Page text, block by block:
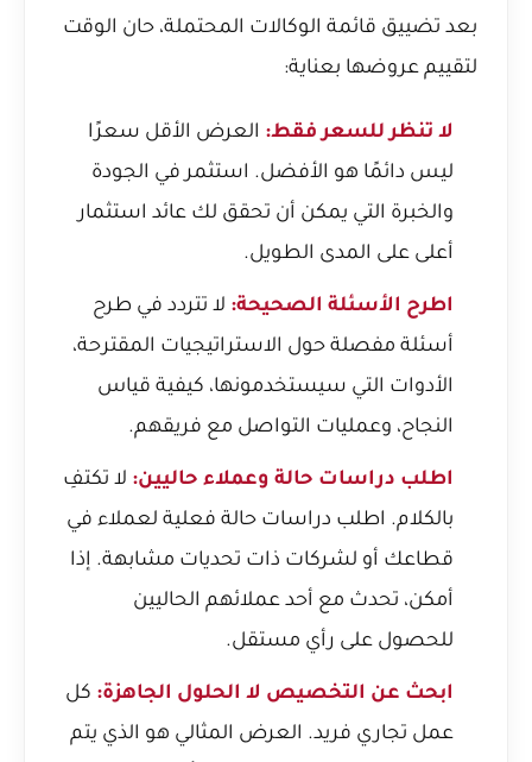
بعد تضييق قائمة الوكالات المحتملة، حان الوقت
لتقييم عروضها بعناية:
لا تنظر للسعر فقط: العرض الأقل سعرًا
ليس دائمًا هو الأفضل. استثمر في الجودة
والخبرة التي يمكن أن تحقق لك عائد استثمار
أعلى على المدى الطويل.
اطرح الأسئلة الصحيحة: لا تتردد في طرح
أسئلة مفصلة حول الاستراتيجيات المقترحة،
الأدوات التي سيستخدمونها، كيفية قياس
النجاح، وعمليات التواصل مع فريقهم.
اطلب دراسات حالة وعملاء حاليين: لا تكتفِ
بالكلام. اطلب دراسات حالة فعلية لعملاء في
قطاعك أو لشركات ذات تحديات مشابهة. إذا
أمكن، تحدث مع أحد عملائهم الحاليين
للحصول على رأي مستقل.
ابحث عن التخصيص لا الحلول الجاهزة: كل
عمل تجاري فريد. العرض المثالي هو الذي يتم